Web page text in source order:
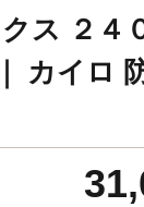
ス ２４
カイロ